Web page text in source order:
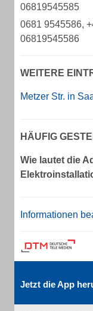
06819545585
0681 9545586,
06819545586
WEITERE
Metzer Str. in
HÄUFIG
Wie lautet die
Informationen
Jetzt die App